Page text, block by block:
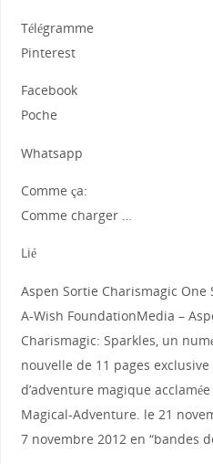
Télégramme
Pinterest
Facebook
Poche
Whatsapp
Comme ça:
Comme charger …
Lié
Aspen Sortie Charismagic
A-Wish FoundationMedia –
Charismagic: Sparkles, un
nouvelle de 11 pages
d’adventure magique
Magical-Adventure. le 21
7 novembre 2012 en “bandes